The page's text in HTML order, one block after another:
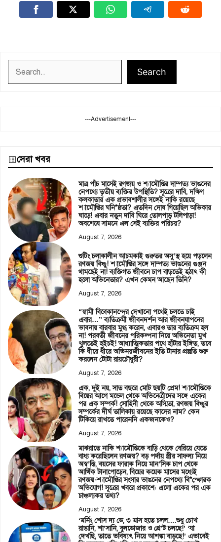
Search
---Advertisement---
সেরা খবর
মাত্র পাঁচ মাসেই রণজয় ও শ্যামৌপ্তির দাম্পত্য ভাঙনের
নেপথ্যে তৃতীয় ব্যক্তির উপস্থিতি? সূত্রের দাবি, দক্ষিণ
কলকাতার এক প্রভাবশালীর সঙ্গেই নাকি রয়েছে
শ্যামৌপ্তির ঘনি*ষ্ঠতা? এতদিন দোষ গিয়েছিল অভিকার
ঘাড়ে! এবার নতুন দাবি ঘিরে তোলপাড় টলিপাড়া!
অবশেষে সামনে এল সেই ব্যক্তির পরিচয়?
August 7, 2026
শুটিং চলাকালীন আচমকাই গুরুতর অসু’স্থ হয়ে পড়লেন
রণজয় বিষ্ণু! শ্যামৌপ্তির সঙ্গে দাম্পত্য ভাঙনের গুঞ্জন
থামছেই না! ব্যক্তিগত জীবনে চাপ বাড়তেই হঠাৎ কী
হলো অভিনেতার? এখন কেমন আছেন তিনি?
August 7, 2026
“স্বামী বিবেকানন্দের দেখানো পথেই চলতে চাই
এবার…” ব্যতিক্রমী জীবনদর্শন আর জীবনযাপনের
ভাবনায় বারবার মুগ্ধ করেন, এবারও তার ব্যতিক্রম হল
না! পরবর্তী জীবনের পরিকল্পনা নিয়ে অভিনেতা মুখ
খুলতেই হইচই! আধ্যাত্মিকতার পথে হাঁটার ইঙ্গিত, তবে
কি ধীরে ধীরে অভিনয়জীবনের ইতি টানার প্রস্তুতি শুরু
করলেন টোটা রায়চৌধুরী?
August 7, 2026
এক, দুই নয়, সাত বছরে মোট ছয়টি প্রেম! শ্যামৌপ্তিকে
বিয়ের আগে মডেল থেকে অভিনেত্রীদের সঙ্গে একের
পর এক সম্পর্ক! সোহিনী থেকে অস্মিতা, রণজয় বিষ্ণুর
সম্পর্কের দীর্ঘ তালিকায় রয়েছে কাদের নাম? কেন
টিকিয়ে রাখতে পারেননি একজনকেও?
August 7, 2026
মাঝরাতে নাকি শ্যামৌপ্তিকে বাড়ি থেকে বেরিয়ে যেতে
বাধ্য করেছিলেন রণজয়? বড় পর্দায় স্ত্রীর সাফল্য নিয়ে
অস্ব’স্তি, বয়সের ফারাক নিয়ে মান’সিক চাপ থেকে
আর্থিক টানাপোড়েন, বিয়ের কয়েক মাসের মধ্যেই
রণজয়-শ্যামৌপ্তির সংসার ভাঙনের নেপথ্যে বি*স্ফোরক
অভিযোগ! সূত্রের খবরে প্রকাশ্যে এলো একের পর এক
চাঞ্চল্যকর তথ্য?
August 7, 2026
‘মর্নিং শোস দ্য ডে, ৩ মাস হতে চলল….শুধু চোখ
রাঙানি, শা’সানি, বুলডোজার ও থ্রে’ট চলছে!’ ‘যা
দেখছি, তাতে ভবিষ্যৎ নিয়ে আশঙ্কা বাড়ছে!’ এভাবেই